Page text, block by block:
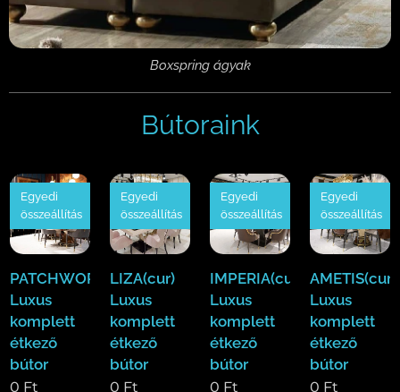
Boxspring ágyak
Bútoraink
PATCHWORK(cur)
Luxus
komplett
étkező
bútor
Egyedi
összeállítás
0 Ft
LIZA(cur)
Luxus
komplett
étkező
bútor
Egyedi
összeállítás
0 Ft
IMPERIA(cur)
Luxus
komplett
étkező
bútor
Egyedi
összeállítás
0 Ft
AMETIS(cur)
Luxus
komplett
étkező
bútor
Egyedi
összeállítás
0 Ft